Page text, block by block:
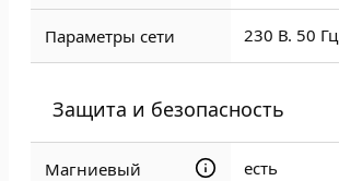
Параметры сети 230 В. 50 Гц
Защита и безопасность
Магниевый
есть